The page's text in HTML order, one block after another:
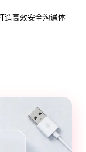
造高效安全沟通体